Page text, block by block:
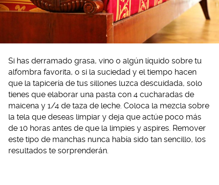
Si has derramado grasa, vino o algún líquido sobre tu
alfombra favorita, o si la suciedad y el tiempo hacen
que la tapicería de tus sillones luzca descuidada, solo
tienes que elaborar una pasta con 4 cucharadas de
maicena y 1/4 de taza de leche. Coloca la mezcla sobre
la tela que deseas limpiar y deja que actúe poco más
de 10 horas antes de que la limpies y aspires. Remover
este tipo de manchas nunca había sido tan sencillo, los
resultados te sorprenderán.